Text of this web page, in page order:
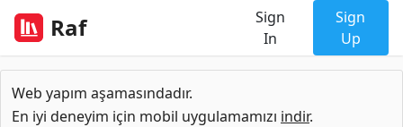
Raf
Sign
In
Sign
Up
Web yapım aşamasındadır.
En iyi deneyim için mobil uygulamamızı indir.